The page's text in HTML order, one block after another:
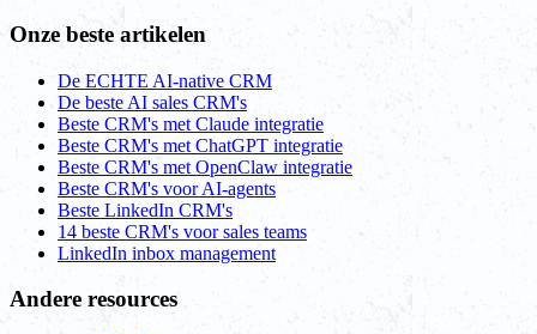
Onze beste artikelen
De ECHTE AI-native CRM
De beste AI sales CRM's
Beste CRM's met Claude integratie
Beste CRM's met ChatGPT integratie
Beste CRM's met OpenClaw integratie
Beste CRM's voor AI-agents
Beste LinkedIn CRM's
14 beste CRM's voor sales teams
LinkedIn inbox management
Andere resources